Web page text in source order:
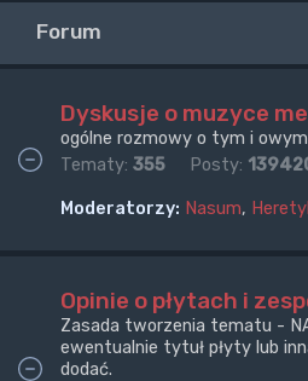
Forum
Dyskusje o muzyce
ogólne rozmowy o tym i
Tematy: 355 Posty:
Moderatorzy: Nasum,
Opinie o płytach i
Zasada tworzenia tematu -
ewentualnie tytuł płyty lub
dodać.